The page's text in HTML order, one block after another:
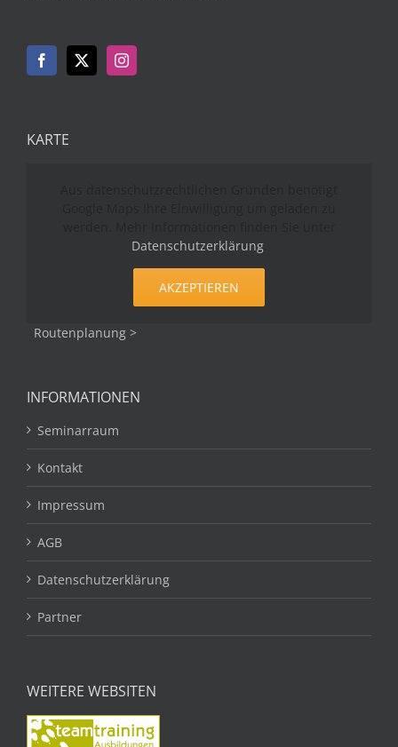
KARTE
Datenschutzerklärung.
AKZEPTIEREN
Routenplanung >
INFORMATIONEN
Seminarraum
Kontakt
Impressum
AGB
Datenschutzerklärung
Partner
WEITERE WEBSITEN